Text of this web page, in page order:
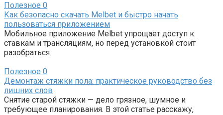
Полезное 0
Как безопасно скачать Melbet и быстро начать
пользоваться приложением
Мобильное приложение Melbet упрощает доступ к
ставкам и трансляциям, но перед установкой стоит
разобраться
Полезное 0
Демонтаж стяжки пола: практическое руководство без
лишних слов
Снятие старой стяжки — дело грязное, шумное и
требующее планирования. В этой статье расскажу,